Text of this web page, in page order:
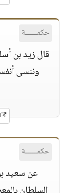
حكمــــــة
قال زيد بن
وننسى
حكمــــــة
عن سعيد